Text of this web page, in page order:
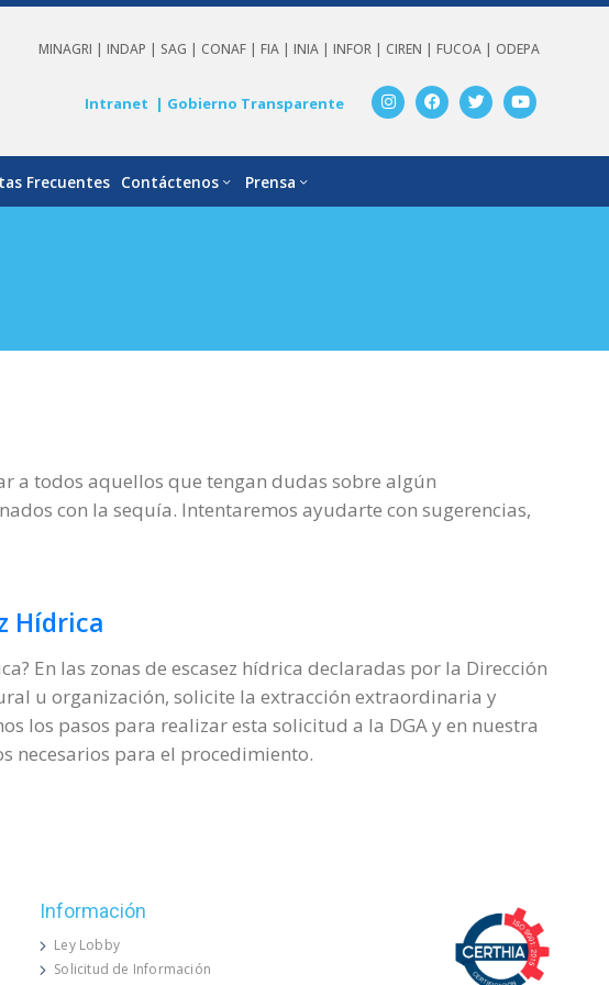
MINAGRI |INDAP | SAG | CONAF |FIA |INIA |INFOR | CIREN |FUCOA | ODEPA
Intranet | Gobierno Transparente
Frecuentes Contáctenos Prensa
a todos aquellos que tengan dudas sobre algún
con la sequía. Intentaremos ayudarte con sugerencias,
Hídrica
En las zonas de escasez hídrica declaradas por la Dirección
u organización, solicite la extracción extraordinaria y
los pasos para realizar esta solicitud a la DGA y en nuestra
necesarios para el procedimiento.
Información
Ley Lobby
Solicitud de Información